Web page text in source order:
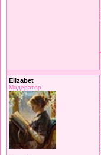
Elizabet
Модератор